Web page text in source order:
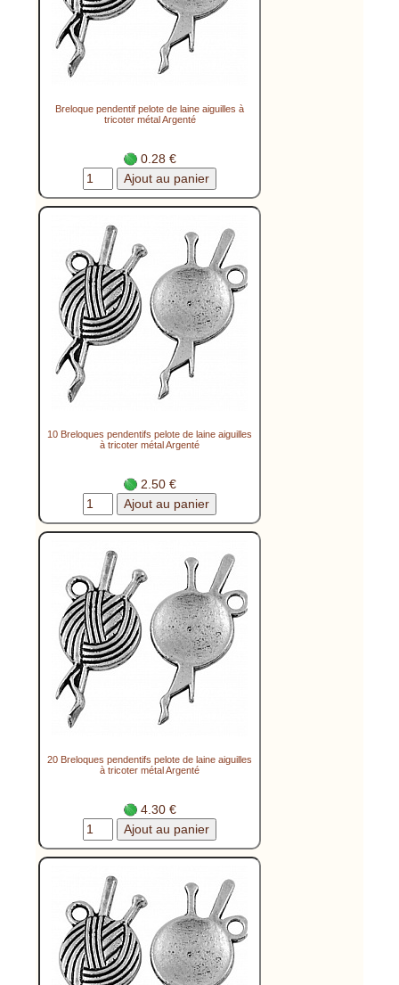
Breloque pendentif pelote de laine aiguilles à
tricoter métal Argenté
0.28 €
10 Breloques pendentifs pelote de laine aiguilles
à tricoter métal Argenté
2.50 €
20 Breloques pendentifs pelote de laine aiguilles
à tricoter métal Argenté
4.30 €